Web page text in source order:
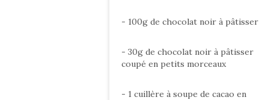
- 100g de chocolat noir à pâtisser
- 30g de chocolat noir à pâtisser
coupé en petits morceaux
- 1 cuillère à soupe de cacao en